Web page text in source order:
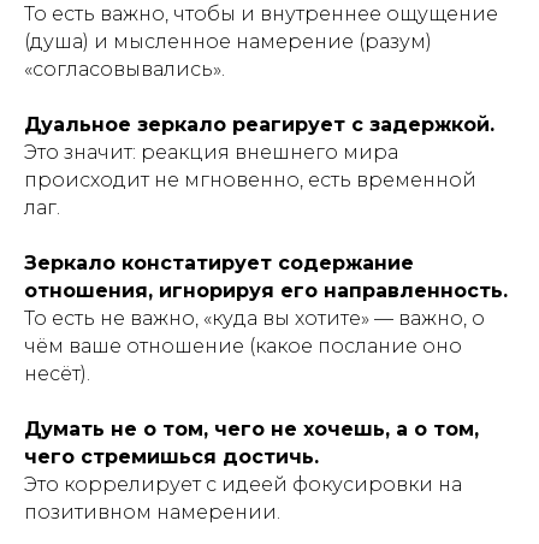
То есть важно, чтобы и внутреннее ощущение
(душа) и мысленное намерение (разум)
«согласовывались».
Дуальное зеркало реагирует с задержкой.
Это значит: реакция внешнего мира
происходит не мгновенно, есть временной
лаг.
Зеркало констатирует содержание
отношения, игнорируя его направленность.
То есть не важно, «куда вы хотите» — важно, о
чём ваше отношение (какое послание оно
несёт).
Думать не о том, чего не хочешь, а о том,
чего стремишься достичь.
Это коррелирует с идеей фокусировки на
позитивном намерении.